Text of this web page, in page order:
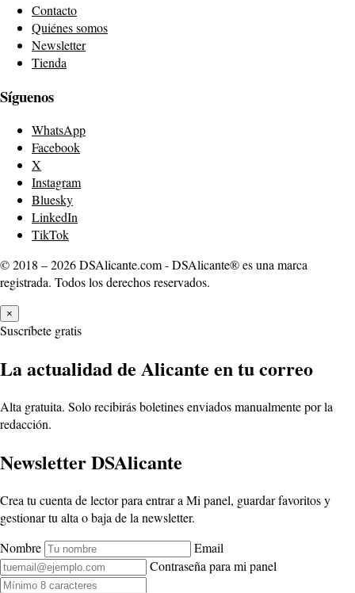
Contacto
Quiénes somos
Newsletter
Tienda
Síguenos
WhatsApp
Facebook
X
Instagram
Bluesky
LinkedIn
TikTok
© 2018 – 2026 DSAlicante.com - DSAlicante® es una marca
registrada. Todos los derechos reservados.
×
Suscríbete gratis
La actualidad de Alicante en tu correo
Alta gratuita. Solo recibirás boletines enviados manualmente por la
redacción.
Newsletter DSAlicante
Crea tu cuenta de lector para entrar a Mi panel, guardar favoritos y
gestionar tu alta o baja de la newsletter.
Nombre
Email
Contraseña para mi panel